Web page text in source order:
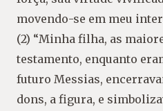
movendo-se em meu
(2) “Minha filha, as
testamento, enquanto
futuro Messias,
dons, a figura, e